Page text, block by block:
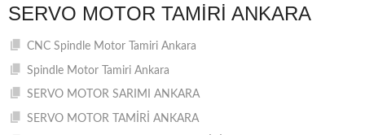
SERVO MOTOR TAMIRI ANKARA
CNC Spindle Motor Tamiri Ankara
Spindle Motor Tamiri Ankara
SERVO MOTOR SARIMI ANKARA
SERVO MOTOR TAMİRİ ANKARA